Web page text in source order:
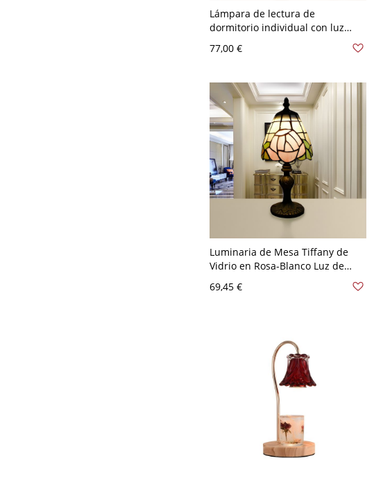
Lámpara de lectura de
dormitorio individual con luz
diseño floral de tela para
77,00 €
Luminaria de Mesa Tiffany de
Vidrio en Rosa-Blanco Luz de
para Cuarto - 110 A 120 V 15,24
69,45 €